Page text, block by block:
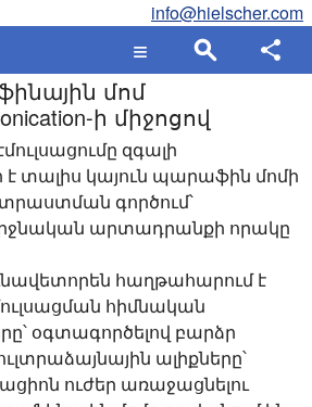
info@hielscher.com
մոմ
ի միջոցով
զգալի
է տալիս կայուն պարաֆին մոմի
գործում՝
արտադրանքի որակը
հաղթահարում է
հիմնական
օգտագործելով բարձր
ալիքները՝
ուժեր առաջացնելու